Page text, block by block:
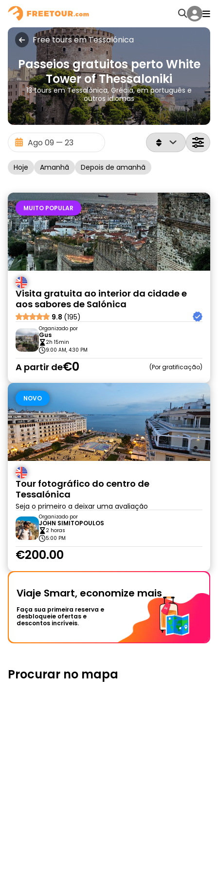
Free tours em Tessalónica
Passeios gratuitos perto White
Tower of Thessaloniki
13 tours em Tessalónica, Grécia, em português e
outros idiomas
Hoje Amanhã Depois de amanhã
MUITO POPULAR
Visita gratuita ao interior da cidade e
aos sabores de Salónica
9.8 (195)
Organizado por
Gus
2h 15min
9:00 AM, 4:30 PM
A partir de€0 Por gratificação
NOVO
Tour fotográfico do centro de
Tessalónica
Seja o primeiro a deixar uma avaliação
Organizado por
JOHN SIMITOPOULOS
2 horas
5:00 PM
€200.00
Viaje Smart, economize mais
Faça sua primeira reserva e
desbloqueie ofertas e
descontos incríveis.
Procurar no mapa